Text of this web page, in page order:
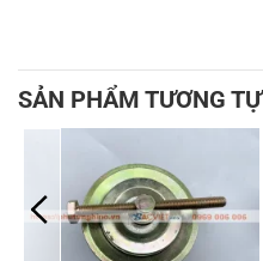
SẢN PHẨM TƯƠNG TỰ